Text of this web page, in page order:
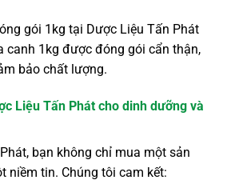
canh 1kg được đóng gói cẩn thận,
bảo chất lượng.
Liệu Tấn Phát cho dinh dưỡng và
bạn không chỉ mua một sản
niềm tin. Chúng tôi cam kết: